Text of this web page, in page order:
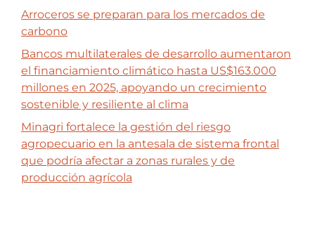
Arroceros se preparan para los mercados de
carbono
Bancos multilaterales de desarrollo aumentaron
el financiamiento climático hasta US$163.000
millones en 2025, apoyando un crecimiento
sostenible y resiliente al clima
Minagri fortalece la gestión del riesgo
agropecuario en la antesala de sistema frontal
que podría afectar a zonas rurales y de
producción agrícola